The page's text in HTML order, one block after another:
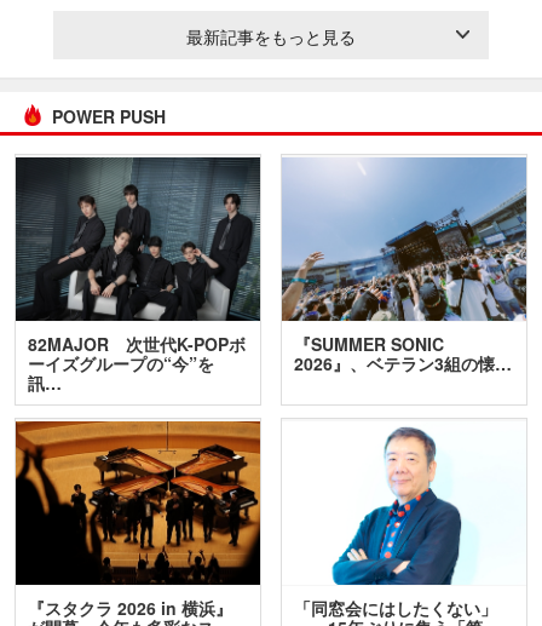
最新記事をもっと見る
POWER PUSH
82MAJOR 次世代K-POPボ
ーイズグループの“今”を
訊…
『SUMMER SONIC
2026』、ベテラン3組の懐…
『スタクラ 2026 in 横浜』
「同窓会にはしたくない」